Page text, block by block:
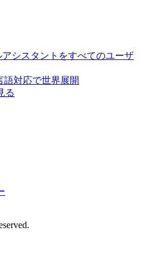
シスタントをすべてのユーザ
語対応で世界展開
る